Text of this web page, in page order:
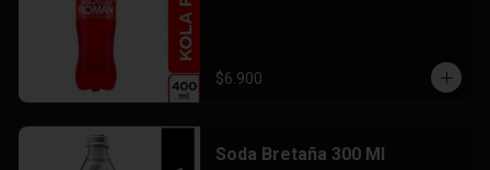
$6.900
Soda Bretaña 300 Ml